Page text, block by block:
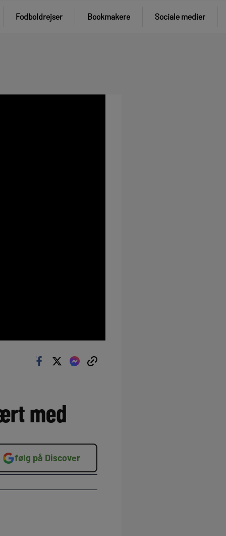
Fodboldrejser Bookmakere Sociale medier
med
følg på Discover